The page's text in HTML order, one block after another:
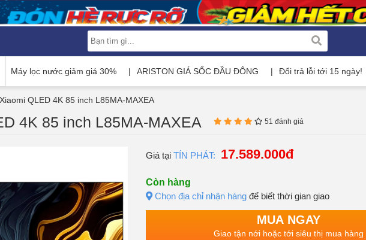
Máy lọc nước giảm giá 30% ARISTON GIÁ SỐC ĐẦU ĐÔNG Đổi trả lỗi tới 15 ngày!
QLED 4K 85 inch L85MA-MAXEA
4K 85 inch L85MA-MAXEA 51 đánh giá
Giá tại TÍN PHÁT: 17.589.000đ
Còn hàng
Chọn địa chỉ nhận hàng để biết thời gian giao
MUA NGAY
Giao tận nới hoặc tới siêu thị mua hàng